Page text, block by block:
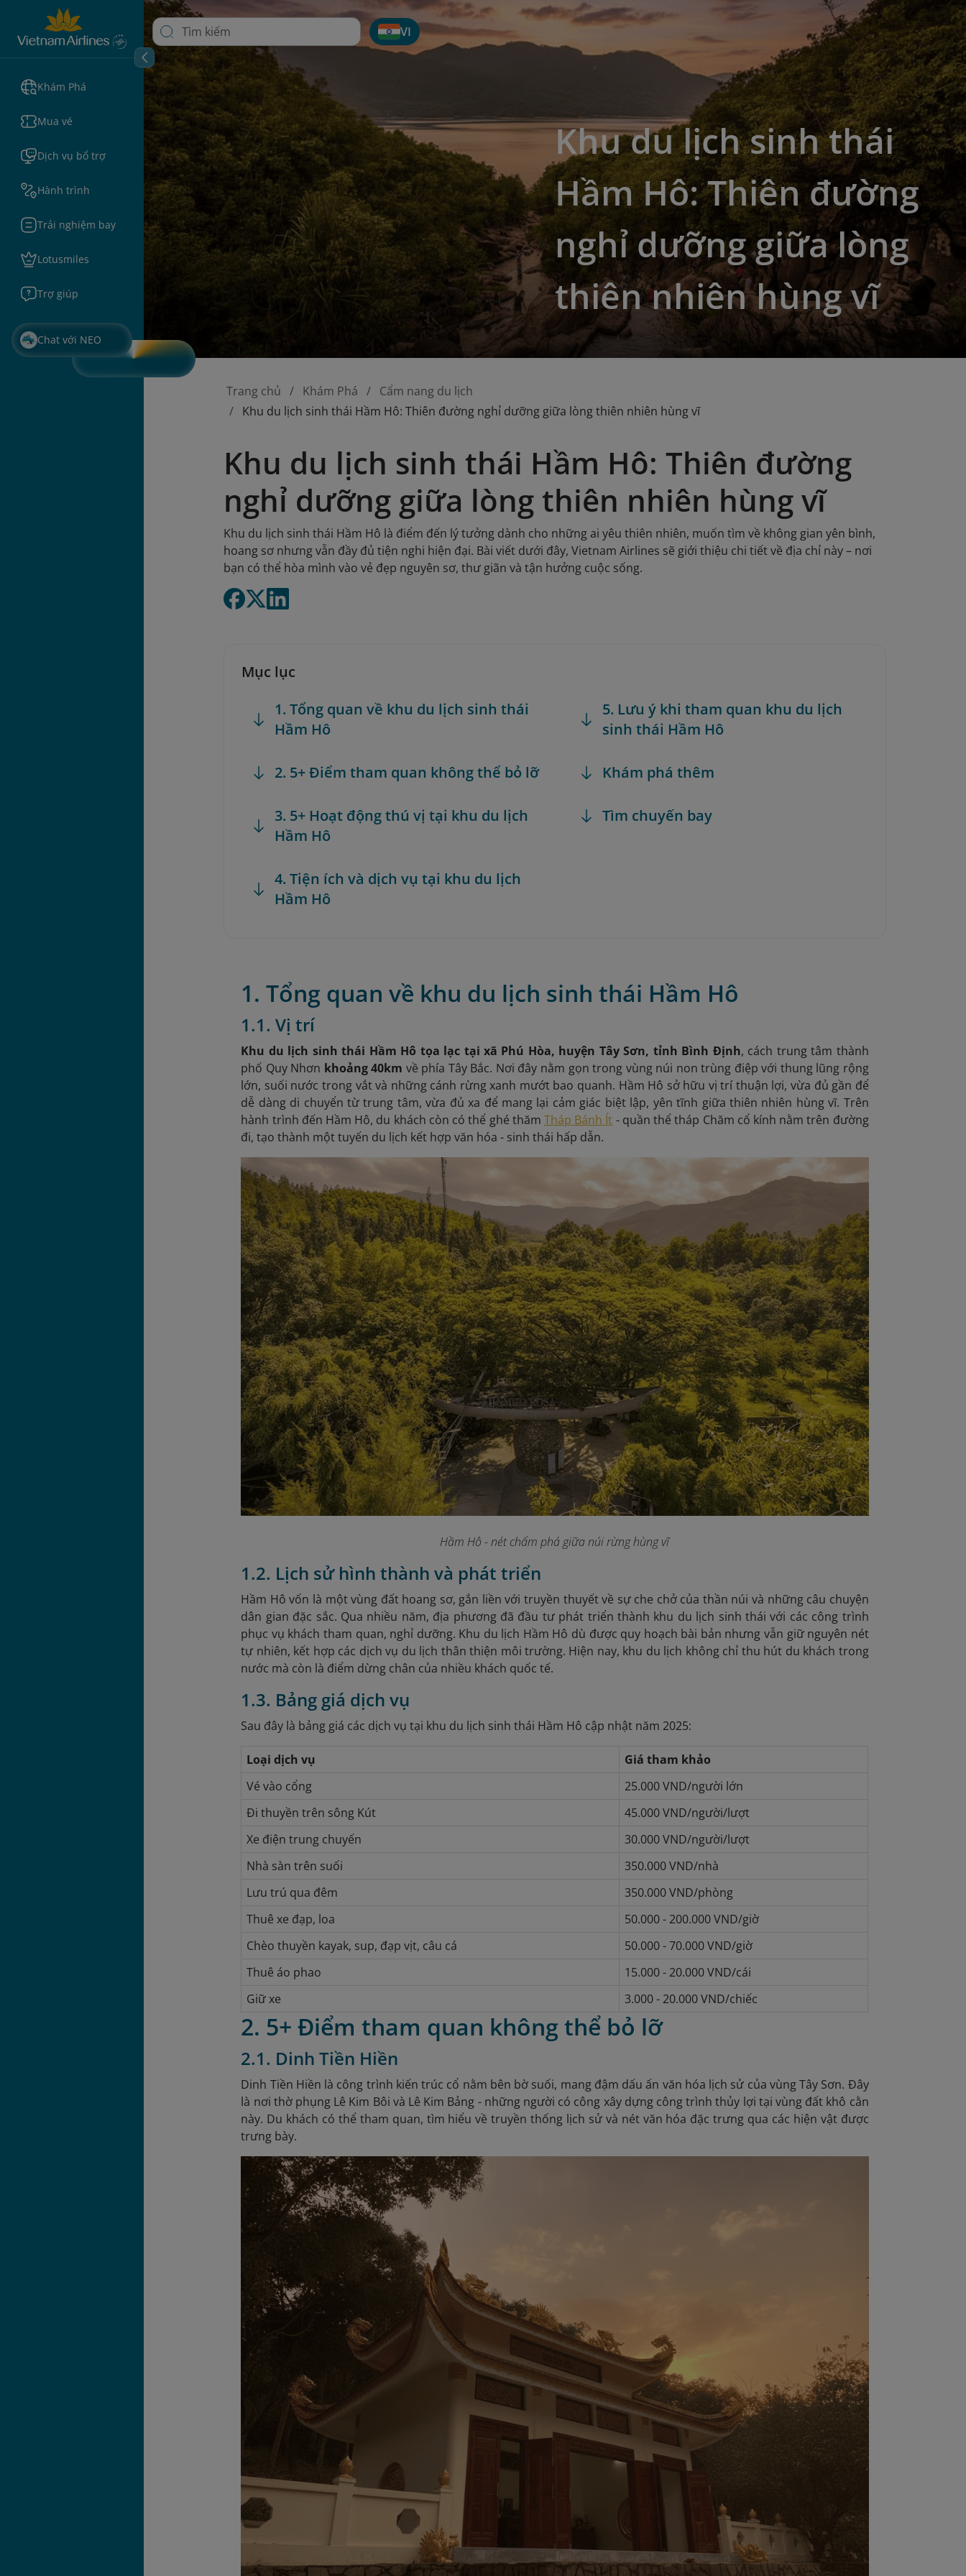
Khám Phá
Mua vé
Dịch vụ bổ trợ
Hành trình
Trải nghiệm bay
Lotusmiles
Trợ giúp
Chat với NEO
VI
Khu du lịch sinh thái
Hầm Hô: Thiên đường
nghỉ dưỡng giữa lòng
thiên nhiên hùng vĩ
Trang chủ Khám Phá
Cẩm nang du lịch
Khu du lịch sinh thái Hầm Hô: Thiên đường nghỉ dưỡng giữa lòng thiên nhiên hùng vĩ
Khu du lịch sinh thái Hầm Hô: Thiên đường
nghỉ dưỡng giữa lòng thiên nhiên hùng vĩ
Khu du lịch sinh thái Hầm Hô là điểm đến lý tưởng dành cho những ai yêu thiên nhiên, muốn tìm về không gian yên bình,
hoang sơ nhưng vẫn đầy đủ tiện nghi hiện đại. Bài viết dưới đây, Vietnam Airlines sẽ giới thiệu chi tiết về địa chỉ này – nơi
bạn có thể hòa mình vào vẻ đẹp nguyên sơ, thư giãn và tận hưởng cuộc sống.
Mục lục
1. Tổng quan về khu du lịch sinh thái
Hầm Hô
2. 5+ Điểm tham quan không thể bỏ lỡ
3. 5+ Hoạt động thú vị tại khu du lịch
Hầm Hô
4. Tiện ích và dịch vụ tại khu du lịch
Hầm Hô
5. Lưu ý khi tham quan khu du lịch
sinh thái Hầm Hô
Khám phá thêm
Tìm chuyến bay
1. Tổng quan về khu du lịch sinh thái Hầm Hô
1.1. Vị trí
Khu du lịch sinh thái Hầm Hô tọa lạc tại xã Phú Hòa, huyện Tây Sơn, tỉnh Bình Định, cách trung tâm thành
phố Quy Nhơn khoảng 40km về phía Tây Bắc. Nơi đây nằm gọn trong vùng núi non trùng điệp với thung lũng rộng
lớn, suối nước trong vắt và những cánh rừng xanh mướt bao quanh. Hầm Hô sở hữu vị trí thuận lợi, vừa đủ gần để
dễ dàng di chuyển từ trung tâm, vừa đủ xa để mang lại cảm giác biệt lập, yên tĩnh giữa thiên nhiên hùng vĩ. Trên
hành trình đến Hầm Hô, du khách còn có thể ghé thăm Tháp Bánh Ít - quần thể tháp Chăm cổ kính nằm trên đường
đi, tạo thành một tuyến du lịch kết hợp văn hóa - sinh thái hấp dẫn.
Hầm Hô - nét chấm phá giữa núi rừng hùng vĩ
1.2. Lịch sử hình thành và phát triển
Hầm Hô vốn là một vùng đất hoang sơ, gắn liền với truyền thuyết về sự che chở của thần núi và những câu chuyện
dân gian đặc sắc. Qua nhiều năm, địa phương đã đầu tư phát triển thành khu du lịch sinh thái với các công trình
phục vụ khách tham quan, nghỉ dưỡng. Khu du lịch Hầm Hô dù được quy hoạch bài bản nhưng vẫn giữ nguyên nét
tự nhiên, kết hợp các dịch vụ du lịch thân thiện môi trường. Hiện nay, khu du lịch không chỉ thu hút du khách trong
nước mà còn là điểm dừng chân của nhiều khách quốc tế.
1.3. Bảng giá dịch vụ
Sau đây là bảng giá các dịch vụ tại khu du lịch sinh thái Hầm Hô cập nhật năm 2025:
Loại dịch vụ
Giá tham khảo
Vé vào cổng
25.000 VND/người lớn
Đi thuyền trên sông Kút
45.000 VND/người/lượt
Xe điện trung chuyến
30.000 VND/người/lượt
Nhà sàn trên suối
350.000 VND/nhà
Lưu trú qua đêm
350.000 VND/phòng
Thuê xe đạp, loa
50.000 - 200.000 VND/giờ
Chèo thuyền kayak, sup, đạp vịt, câu cá
50.000 - 70.000 VND/giờ
Thuê áo phao
15.000 - 20.000 VND/cái
Giữ xe
3.000 - 20.000 VND/chiếc
2. 5+ Điểm tham quan không thể bỏ lỡ
2.1. Dinh Tiền Hiền
Dinh Tiền Hiền là công trình kiến trúc cổ nằm bên bờ suối, mang đậm dấu ấn văn hóa lịch sử của vùng Tây Sơn. Đây
là nơi thờ phụng Lê Kim Bôi và Lê Kim Bảng - những người có công xây dựng công trình thủy lợi tại vùng đất khô cằn
này. Du khách có thể tham quan, tìm hiểu về truyền thống lịch sử và nét văn hóa đặc trưng qua các hiện vật được
trưng bày.